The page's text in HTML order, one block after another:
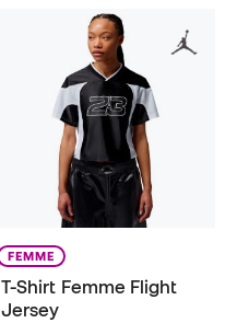
FEMME
T-Shirt Femme Flight
Jersey